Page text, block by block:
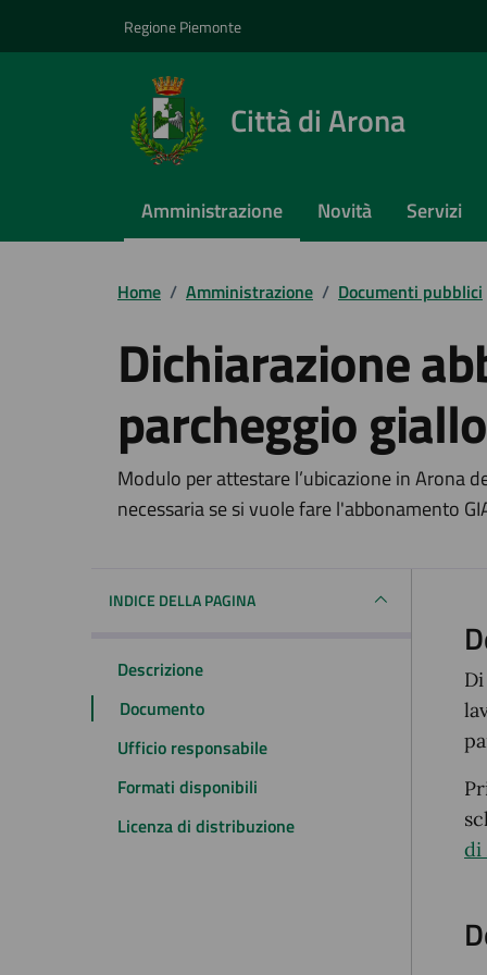
Regione Piemonte
Città di Arona
Amministrazione Novità Servizi
Home / Amministrazione / Documenti pubblici
Dichiarazione
parcheggio
Dettagli del
Modulo per attestare l’ubicazione in Arona
necessaria se si vuole fare l'abbonamento
INDICE DELLA PAGINA
Descrizione
Documento
Ufficio responsabile
Formati disponibili
Licenza di distribuzione
di